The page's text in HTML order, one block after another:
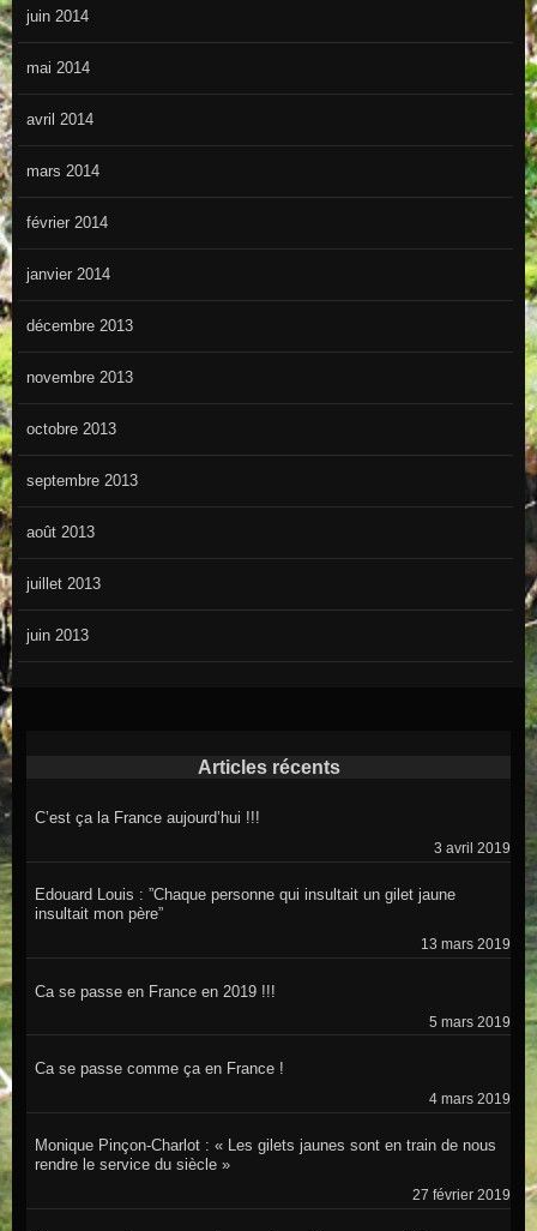
juin 2014
mai 2014
avril 2014
mars 2014
février 2014
janvier 2014
décembre 2013
novembre 2013
octobre 2013
septembre 2013
août 2013
juillet 2013
juin 2013
Articles récents
C’est ça la France aujourd’hui !!!
3 avril 2019
Edouard Louis : ”Chaque personne qui insultait un gilet jaune
insultait mon père”
13 mars 2019
Ca se passe en France en 2019 !!!
5 mars 2019
Ca se passe comme ça en France !
4 mars 2019
Monique Pinçon-Charlot : « Les gilets jaunes sont en train de nous
rendre le service du siècle »
27 février 2019